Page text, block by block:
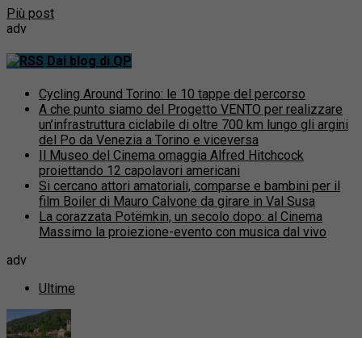
Più post
adv
Dai blog di QP
Cycling Around Torino: le 10 tappe del percorso
A che punto siamo del Progetto VENTO per realizzare
un’infrastruttura ciclabile di oltre 700 km lungo gli argini
del Po da Venezia a Torino e viceversa
Il Museo del Cinema omaggia Alfred Hitchcock
proiettando 12 capolavori americani
Si cercano attori amatoriali, comparse e bambini per il
film Boiler di Mauro Calvone da girare in Val Susa
La corazzata Potëmkin, un secolo dopo: al Cinema
Massimo la proiezione-evento con musica dal vivo
adv
Ultime